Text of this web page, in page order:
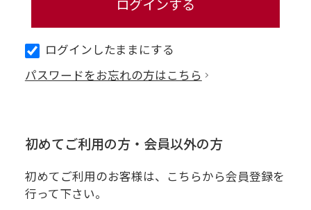
ログインしたままにする
パスワードをお忘れの方はこちら
初めてご利用の方・会員以外の方
初めてご利用のお客様は、こちらから会員登録を
行って下さい。